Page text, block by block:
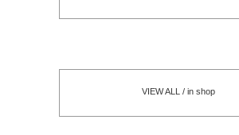
VIEW ALL / in shop